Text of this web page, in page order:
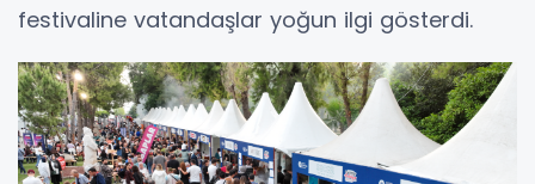
festivaline vatandaşlar yoğun ilgi gösterdi.